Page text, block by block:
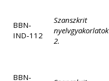
BBN-
IND-112
Szanszkrit
nyelvgyakorlatok
2.
BBN-